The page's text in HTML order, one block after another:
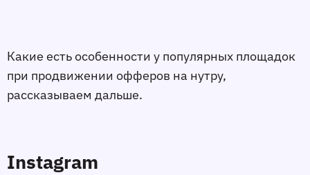
Какие есть особенности у популярных площадок
при продвижении офферов на нутру,
рассказываем дальше.
Instagram